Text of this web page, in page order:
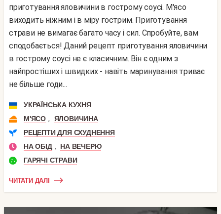
приготування яловичини в гострому соусі. М'ясо
виходить ніжним і в міру гострим. Приготування
страви не вимагає багато часу і сил. Спробуйте, вам
сподобається! Даний рецепт приготування яловичини
в гострому соусі не є класичним. Він є одним з
найпростіших і швидких - навіть маринування триває
не більше годи...
УКРАЇНСЬКА КУХНЯ
М'ЯСО ,
ЯЛОВИЧИНА
РЕЦЕПТИ ДЛЯ СХУДНЕННЯ
НА ОБІД ,
НА ВЕЧЕРЮ
ГАРЯЧІ СТРАВИ
ЧИТАТИ ДАЛІ